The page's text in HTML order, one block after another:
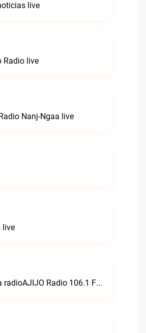
live
Radio live
Nanj-Ngaa live
live
Creando perfeccion en la industria de la radioAJIJO Radio 106.1 FM live